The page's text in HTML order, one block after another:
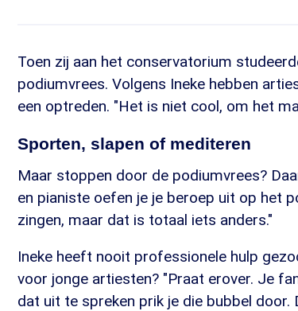
Toen zij aan het conservatorium
podiumvrees. Volgens Ineke hebben
een optreden. "Het is niet cool, om het
Sporten, slapen of mediteren
Maar stoppen door de podiumvrees?
en pianiste oefen je je beroep uit op het
zingen, maar dat is totaal iets anders."
Ineke heeft nooit professionele hulp
voor jonge artiesten? "Praat erover. Je
dat uit te spreken prik je die bubbel door.